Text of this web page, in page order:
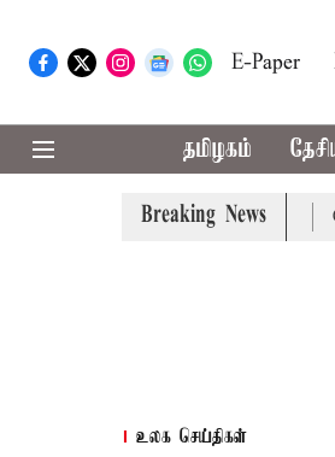
E-Paper
தமிழகம்
Breaking News
வாபஸ் பெற்றார் சங்கீதா கோவை,
உலக செய்திகள்